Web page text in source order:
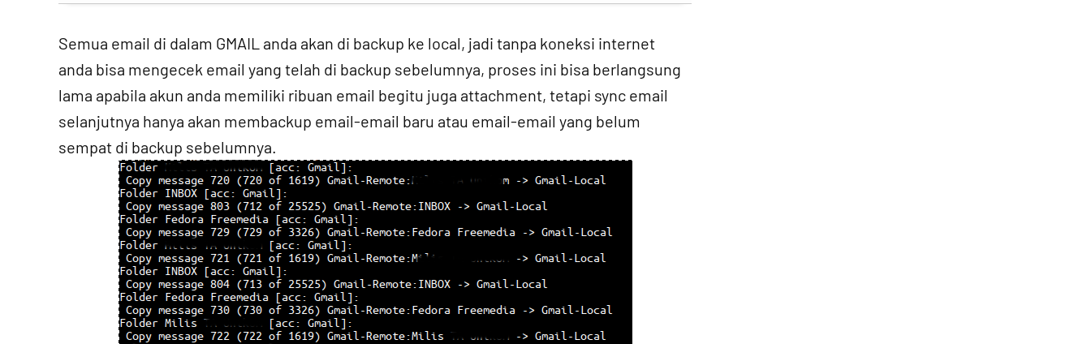
Semua email di dalam GMAIL anda akan di backup ke local, jadi tanpa koneksi internet
anda bisa mengecek email yang telah di backup sebelumnya, proses ini bisa berlangsung
lama apabila akun anda memiliki ribuan email begitu juga attachment, tetapi sync email
selanjutnya hanya akan membackup email-email baru atau email-email yang belum
sempat di backup sebelumnya.